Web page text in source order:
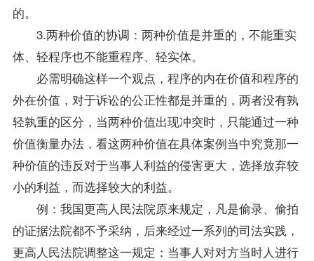
的。
3.两种价值的协调：两种价值是并重的，不能重实
体、轻程序也不能重程序、轻实体。
必需明确这样一个观点，程序的内在价值和程序的
外在价值，对于诉讼的公正性都是并重的，两者没有孰
轻孰重的区分，当两种价值出现冲突时，只能通过一种
价值衡量办法，看这两种价值在具体案例当中究竟那一
种价值的违反对于当事人利益的侵害更大，选择放弃较
小的利益，而选择较大的利益。
例：我国更高人民法院原来规定，凡是偷录、偷拍
的证据法院都不予采纳，后来经过一系列的司法实践，
更高人民法院调整这一规定：当事人对对方当时人进行